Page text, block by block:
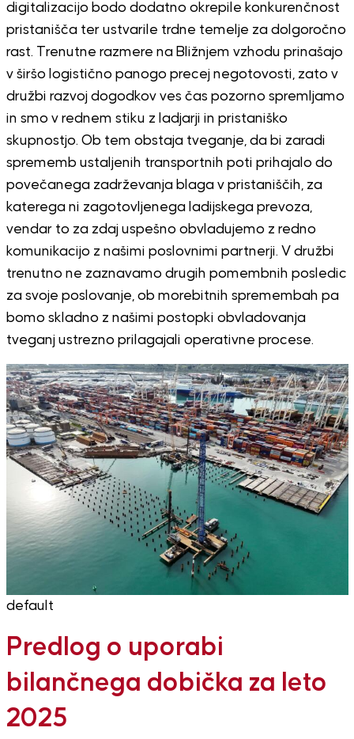
digitalizacijo bodo dodatno okrepile konkurenčnost
pristanišča ter ustvarile trdne temelje za dolgoročno
rast. Trenutne razmere na Bližnjem vzhodu prinašajo
v širšo logistično panogo precej negotovosti, zato v
družbi razvoj dogodkov ves čas pozorno spremljamo
in smo v rednem stiku z ladjarji in pristaniško
skupnostjo. Ob tem obstaja tveganje, da bi zaradi
sprememb ustaljenih transportnih poti prihajalo do
povečanega zadrževanja blaga v pristaniščih, za
katerega ni zagotovljenega ladijskega prevoza,
vendar to za zdaj uspešno obvladujemo z redno
komunikacijo z našimi poslovnimi partnerji. V družbi
trenutno ne zaznavamo drugih pomembnih posledic
za svoje poslovanje, ob morebitnih spremembah pa
bomo skladno z našimi postopki obvladovanja
tveganj ustrezno prilagajali operativne procese.
default
Predlog o uporabi
bilančnega dobička za leto
2025